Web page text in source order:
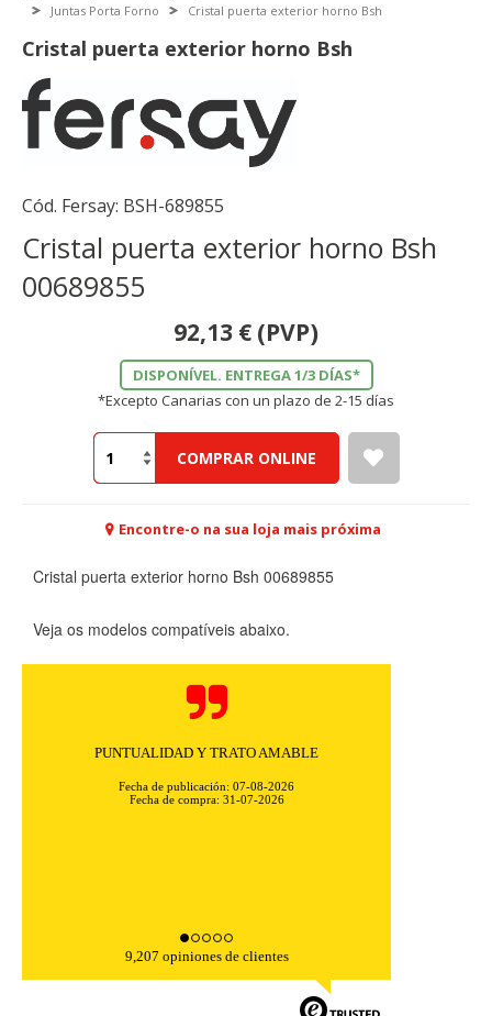
Juntas Porta Forno
Cristal puerta exterior horno Bsh
Cristal puerta exterior horno Bsh
Cód. Fersay: BSH-689855
Cristal puerta exterior horno Bsh
00689855
92,13 € (PVP)
DISPONÍVEL. ENTREGA 1/3 DÍAS*
*Excepto Canarias con un plazo de 2-15 días
COMPRAR ONLINE
Encontre-o na sua loja mais próxima
Cristal puerta exterior horno Bsh 00689855
Veja os modelos compatíveis abaixo.
PUNTUALIDAD Y TRATO AMABLE
Fecha de publicación: 07-08-2026
Fecha de compra: 31-07-2026
9,207 opiniones de clientes